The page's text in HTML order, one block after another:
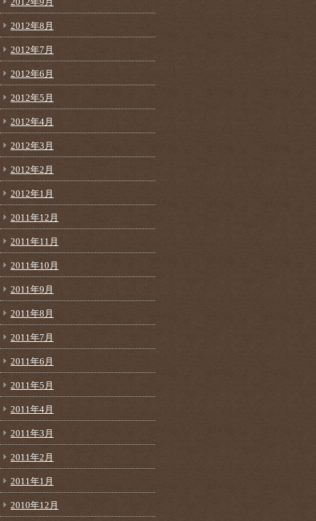
2012年8月
2012年7月
2012年6月
2012年5月
2012年4月
2012年3月
2012年2月
2012年1月
2011年12月
2011年11月
2011年10月
2011年9月
2011年8月
2011年7月
2011年6月
2011年5月
2011年4月
2011年3月
2011年2月
2011年1月
2010年12月